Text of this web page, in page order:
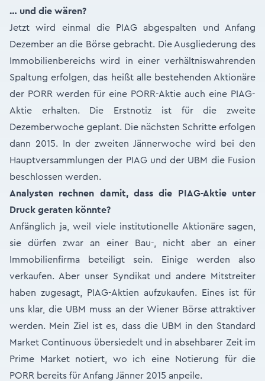
… und die wären?
Jetzt wird einmal die PIAG abgespalten und Anfang
Dezember an die Börse gebracht. Die Ausgliederung des
Immobilienbereichs wird in einer verhältniswahrenden
Spaltung erfolgen, das heißt alle bestehenden Aktionäre
der PORR werden für eine PORR-Aktie auch eine PIAG-
Aktie erhalten. Die Erstnotiz ist für die zweite
Dezemberwoche geplant. Die nächsten Schritte erfolgen
dann 2015. In der zweiten Jännerwoche wird bei den
Hauptversammlungen der PIAG und der UBM die Fusion
beschlossen werden.
Analysten rechnen damit, dass die PIAG-Aktie unter
Druck geraten könnte?
Anfänglich ja, weil viele institutionelle Aktionäre sagen,
sie dürfen zwar an einer Bau-, nicht aber an einer
Immobilienfirma beteiligt sein. Einige werden also
verkaufen. Aber unser Syndikat und andere Mitstreiter
haben zugesagt, PIAG-Aktien aufzukaufen. Eines ist für
uns klar, die UBM muss an der Wiener Börse attraktiver
werden. Mein Ziel ist es, dass die UBM in den Standard
Market Continuous übersiedelt und in absehbarer Zeit im
Prime Market notiert, wo ich eine Notierung für die
PORR bereits für Anfang Jänner 2015 anpeile.